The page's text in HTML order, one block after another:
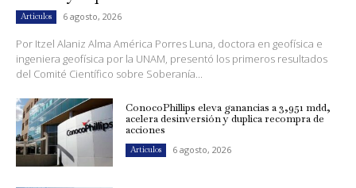
Artículos 6 agosto, 2026
Por Itzel Alaniz Alma América Porres Luna, doctora en geofísica e
ingeniera geofísica por la UNAM, presentó los primeros resultados
del Comité Científico sobre Soberanía...
ConocoPhillips eleva ganancias a 3,951 mdd,
acelera desinversión y duplica recompra de
acciones
Artículos 6 agosto, 2026